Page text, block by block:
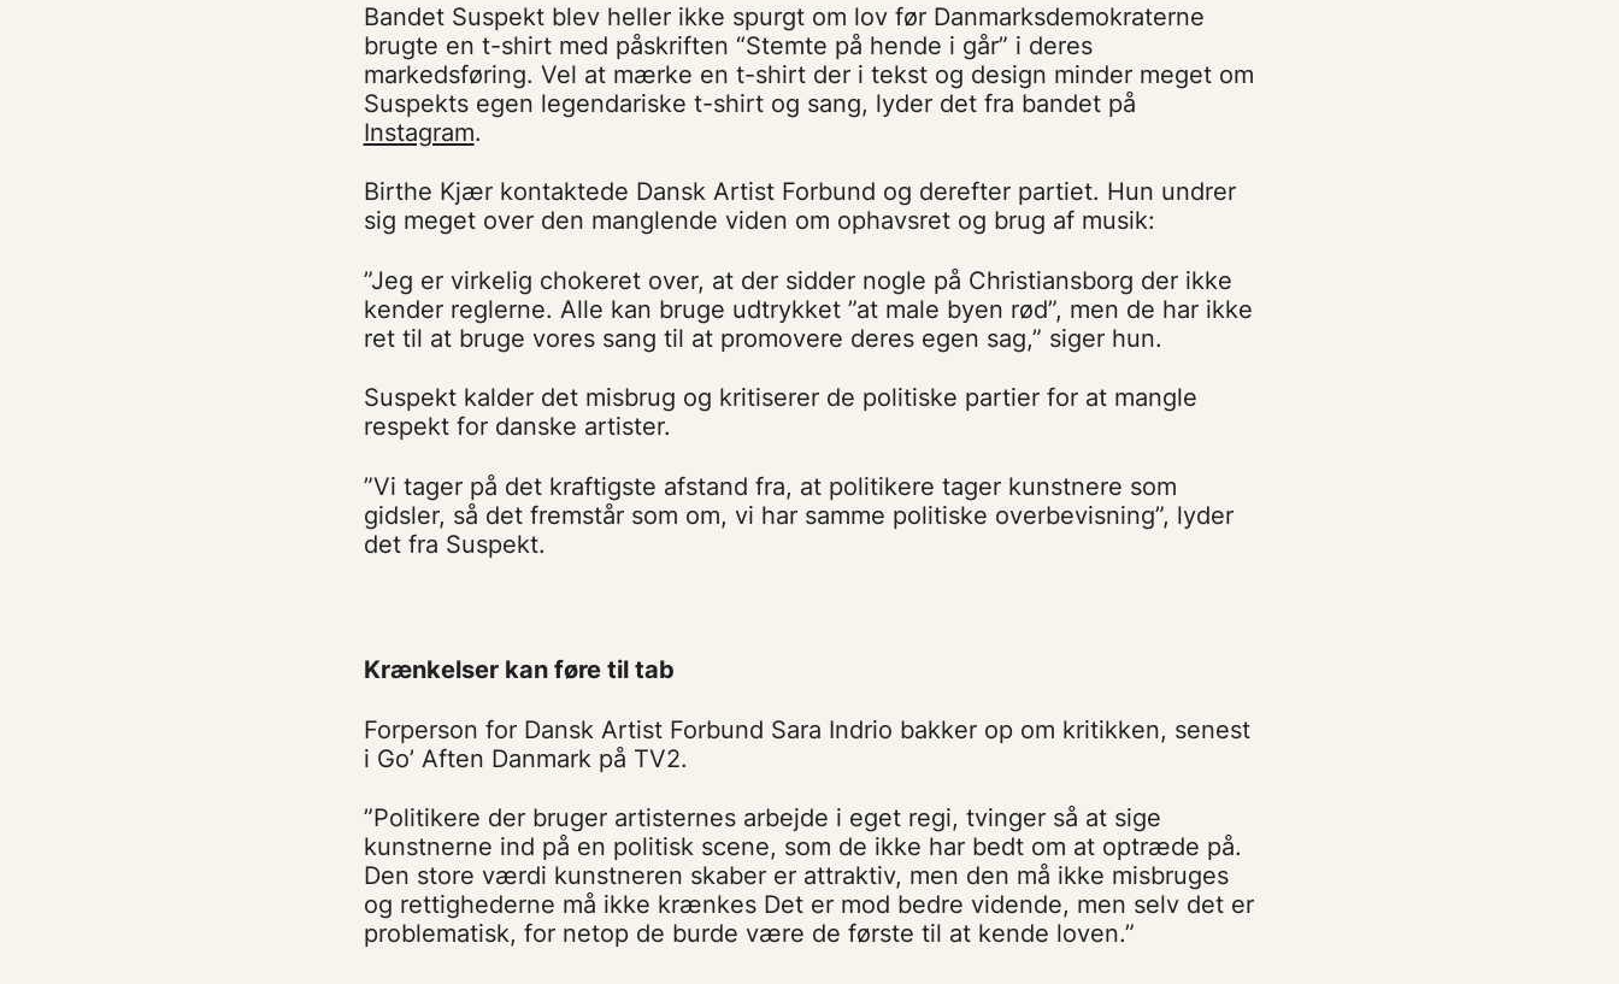
Bandet Suspekt blev heller ikke spurgt om lov før Danmarksdemokraterne
brugte en t-shirt med påskriften “Stemte på hende i går” i deres
markedsføring. Vel at mærke en t-shirt der i tekst og design minder meget om
Suspekts egen legendariske t-shirt og sang, lyder det fra bandet på
Instagram.
Birthe Kjær kontaktede Dansk Artist Forbund og derefter partiet. Hun undrer
sig meget over den manglende viden om ophavsret og brug af musik:
”Jeg er virkelig chokeret over, at der sidder nogle på Christiansborg der ikke
kender reglerne. Alle kan bruge udtrykket ”at male byen rød”, men de har ikke
ret til at bruge vores sang til at promovere deres egen sag,” siger hun.
Suspekt kalder det misbrug og kritiserer de politiske partier for at mangle
respekt for danske artister.
”Vi tager på det kraftigste afstand fra, at politikere tager kunstnere som
gidsler, så det fremstår som om, vi har samme politiske overbevisning”, lyder
det fra Suspekt.
Krænkelser kan føre til tab
Forperson for Dansk Artist Forbund Sara Indrio bakker op om kritikken, senest
i Go’ Aften Danmark på TV2.
”Politikere der bruger artisternes arbejde i eget regi, tvinger så at sige
kunstnerne ind på en politisk scene, som de ikke har bedt om at optræde på.
Den store værdi kunstneren skaber er attraktiv, men den må ikke misbruges
og rettighederne må ikke krænkes Det er mod bedre vidende, men selv det er
problematisk, for netop de burde være de første til at kende loven.”